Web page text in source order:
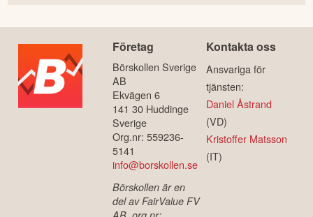
Företag
Börskollen Sverige
AB
Ekvägen 6
141 30 Huddinge
Sverige
Org.nr: 559236-
5141
info@borskollen.se
Börskollen är en
del av FairValue FV
Kontakta oss
Ansvariga för
tjänsten:
Daniel Åstrand
(VD)
Kristoffer Matsson
(IT)